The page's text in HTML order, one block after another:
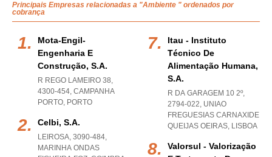
Principais Empresas relacionadas a "Ambiente " ordenados por
cobrança
Mota-Engil-
Engenharia E
Construção, S.a.
R REGO LAMEIRO 38,
4300-454, CAMPANHA
PORTO, PORTO
Celbi, S.a.
LEIROSA, 3090-484,
MARINHA ONDAS
Itau - Instituto
Técnico De
Alimentação Humana,
S.a.
R DA GARAGEM 10 2º,
2794-022, UNIAO
FREGUESIAS CARNAXIDE
QUEIJAS OEIRAS, LISBOA
Valorsul - Valorização